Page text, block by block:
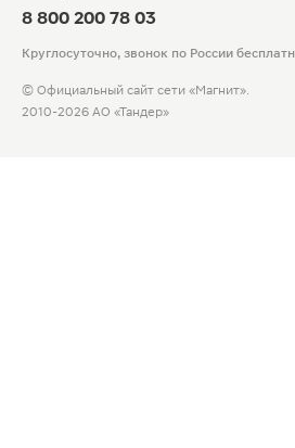
8 800 200 78 03
Круглосуточно, звонок по России
© Официальный сайт сети «Магнит».
2010-2026 АО «Тандер»